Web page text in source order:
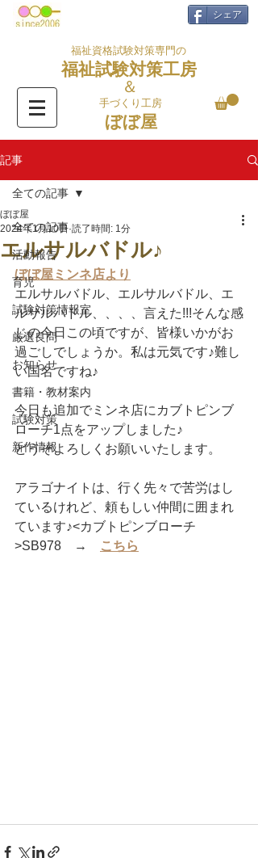
シェア
福祉資格試験対策専門の
福祉試験対策工房
＆
手づくり工房
ぼぼ屋
記事
全ての記事
活動報告
育児
試験対策情報室
厳選良問
お知らせ
書籍・教材案内
試験対策
新作情報
全ての記事
エルサルバドル♪
ぼぼ屋
2024年1月10日 読了時間: 1分
ぼぼ屋ミンネ店より
エルサルバドル、エルサルバドル、エ
ルサルバドル、、、、言えた!!!そんな感
じの今日この頃ですが、皆様いかがお
過ごしでしょうか。私は元気です♪難し
い国名ですね♪
今日も追加でミンネ店にカブトピンブ
ローチ1点をアップしました♪
どうぞよろしくお願いいたします。
アラゴナイトは、行く先々で苦労はし
ているけれど、頼もしい仲間に囲まれ
ています♪<カブトピンブローチ
>SB978　→
こちら